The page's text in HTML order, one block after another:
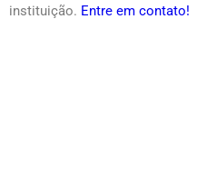
instituição. Entre em contato!